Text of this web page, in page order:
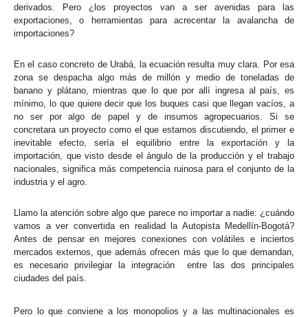
derivados. Pero ¿los proyectos van a ser avenidas para las
exportaciones, o herramientas para acrecentar la avalancha de
importaciones?
En el caso concreto de Urabá, la ecuación resulta muy clara. Por esa
zona se despacha algo más de millón y medio de toneladas de
banano y plátano, mientras que lo que por allí ingresa al país, es
mínimo, lo que quiere decir que los buques casi que llegan vacíos, a
no ser por algo de papel y de insumos agropecuarios. Si se
concretara un proyecto como el que estamos discutiendo, el primer e
inevitable efecto, sería el equilibrio entre la exportación y la
importación, que visto desde el ángulo de la producción y el trabajo
nacionales, significa más competencia ruinosa para el conjunto de la
industria y el agro.
Llamo la atención sobre algo que parece no importar a nadie: ¿cuándo
vamos a ver convertida en realidad la Autopista Medellín-Bogotá?
Antes de pensar en mejores conexiones con volátiles e inciertos
mercados externos, que además ofrecen más que lo que demandan,
es necesario privilegiar la integración entre las dos principales
ciudades del país.
Pero lo que conviene a los monopolios y a las multinacionales es